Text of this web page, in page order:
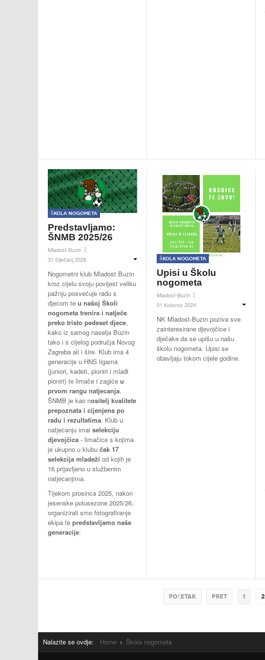
Škola nogometa
Predstavljamo:
ŠNMB 2025/26
Mladost-Buzin
31 Siječanj 2026
Nogometni klub Mladost Buzin
kroz cijelu svoju povijest veliku
pažnju posvećuje radu s
djecom te u našoj Školi
nogometa trenira i natječe
preko tristo pedeset djece,
kako iz samog naselja Buzin
tako i s cijelog područja Novog
Zagreba ali i šire. Klub ima 4
generacije u HNS ligama
(juniori, kadeti, pioniri i mlađi
pioniri) te limače i zagiće u
prvom rangu natjecanja.
ŠNMB je kao nositelj kvalitete
prepoznata i cijenjena po
radu i rezultatima. Klub u
natjecanju imai selekciju
djevojčica - limačice s kojima
je ukupno u klubu čak 17
selekcija mladeži od kojih je
16 prijavljeno u službenim
natjecanjima.
Tijekom prosinca 2025, nakon
jesenske polusezone 2025/26,
organizirali smo fotografiranje
ekipa te predstavljamo naše
generacije:
Škola nogometa
Upisi u Školu
nogometa
Mladost-Buzin
01 Kolovoz 2024
NK Mladost-Buzin poziva sve
zainteresirane djevojčice i
dječake da se upišu u našu
školu nogometa. Upisi se
obavljaju tokom cijele godine.
Početak Pret 1 2
Nalazite se ovdje: Home Škola nogometa